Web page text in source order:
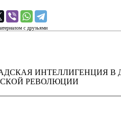
с друзьями
ИНТЕЛЛИГЕНЦИЯ В
РЕВОЛЮЦИИ